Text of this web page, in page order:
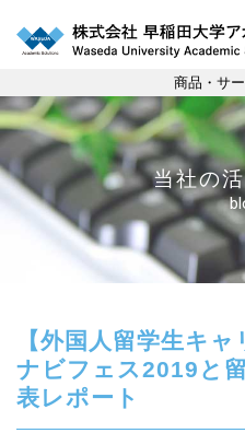
商品・サ
当社の
【外国人留学生キ
ナビフェス2019と
表レポート